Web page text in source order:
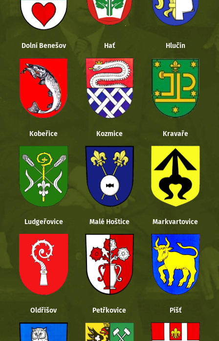
Dolní Benešov Hať Hlučín
Kobeřice Kozmice Kravaře
Ludgeřovice Malé Hoštice Markvartovice
Oldřišov Petřkovice Píšť